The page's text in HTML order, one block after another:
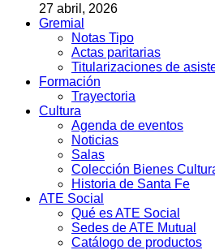
27 abril, 2026
Gremial
Notas Tipo
Actas paritarias
Titularizaciones de
Formación
Trayectoria
Cultura
Agenda de eventos
Noticias
Salas
Colección Bienes
Historia de Santa Fe
ATE Social
Qué es ATE Social
Sedes de ATE Mutual
Catálogo de productos